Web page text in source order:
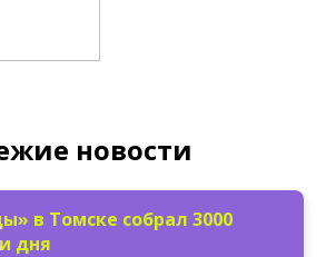
новости
в Томске собрал 3000
дня